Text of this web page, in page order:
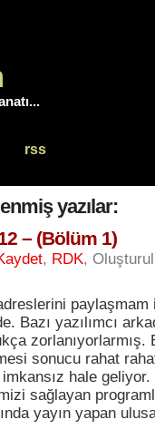
rss
yazılar:
– (Bölüm 1)
, RDK,
Bazı yazılımcı
zorlanıyorlarmış.
sonucu rahat
hale
sağlayan
yayın yapan